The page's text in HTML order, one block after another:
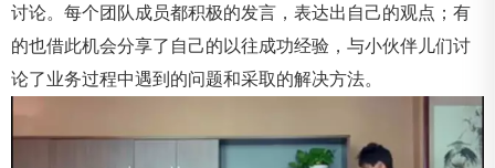
讨论。每个团队成员都积极的发言，表达出自己的观点；有
的也借此机会分享了自己的以往成功经验，与小伙伴儿们讨
论了业务过程中遇到的问题和采取的解决方法。